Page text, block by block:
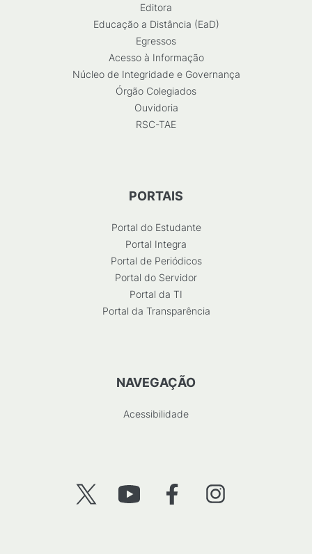
Editora
Educação a Distância (EaD)
Egressos
Acesso à Informação
Núcleo de Integridade e Governança
Órgão Colegiados
Ouvidoria
RSC-TAE
PORTAIS
Portal do Estudante
Portal Integra
Portal de Periódicos
Portal do Servidor
Portal da TI
Portal da Transparência
NAVEGAÇÃO
Acessibilidade